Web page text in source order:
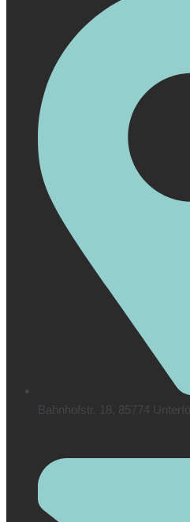
Bahnhofstr. 18, 85774